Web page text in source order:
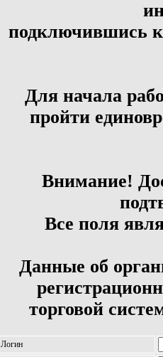
подключившись к
Для начала
пройти
Внимание!
Все поля
Данные об
торговой
Логин